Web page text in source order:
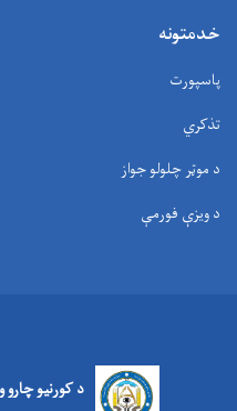
خدمتونه
پاسپورت
تذکري
د موټر چلولو جواز
د ویزې فورمې
د کورنیو چارو